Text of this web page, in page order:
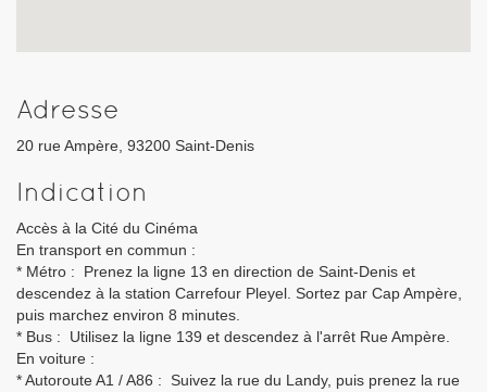
Adresse
20 rue Ampère, 93200 Saint-Denis
Indication
Accès à la Cité du Cinéma
En transport en commun :
* Métro : Prenez la ligne 13 en direction de Saint-Denis et
descendez à la station Carrefour Pleyel. Sortez par Cap Ampère,
puis marchez environ 8 minutes.
* Bus : Utilisez la ligne 139 et descendez à l'arrêt Rue Ampère.
En voiture :
* Autoroute A1 / A86 : Suivez la rue du Landy, puis prenez la rue